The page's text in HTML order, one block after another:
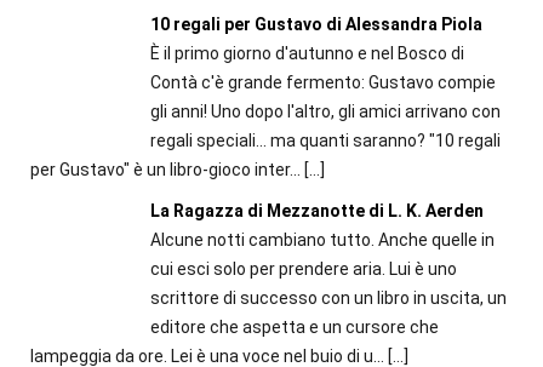
10 regali per Gustavo di Alessandra Piola
È il primo giorno d'autunno e nel Bosco di
Contà c'è grande fermento: Gustavo compie
gli anni! Uno dopo l'altro, gli amici arrivano con
regali speciali... ma quanti saranno? "10 regali
per Gustavo" è un libro-gioco inter...
[…]
La Ragazza di Mezzanotte di L. K. Aerden
Alcune notti cambiano tutto. Anche quelle in
cui esci solo per prendere aria. Lui è uno
scrittore di successo con un libro in uscita, un
editore che aspetta e un cursore che
lampeggia da ore. Lei è una voce nel buio di u...
[…]